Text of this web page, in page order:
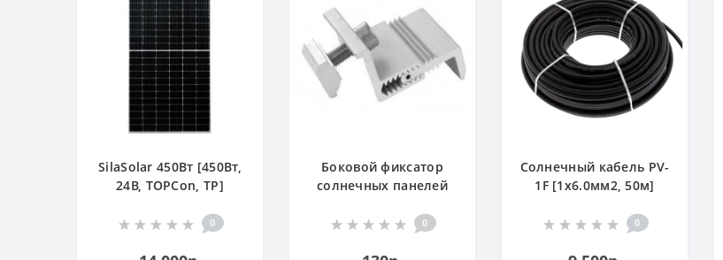
SilaSolar 450Вт [450Вт,
24В, TOPCon, TP]
0
Боковой фиксатор
солнечных панелей
0
Солнечный кабель PV-
1F [1x6.0мм2, 50м]
0